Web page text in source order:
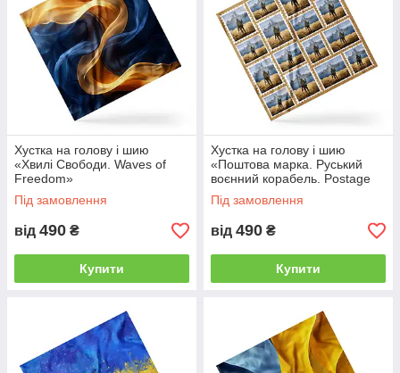
Хустка на голову і шию
«Хвилі Свободи. Waves of
Freedom»
Під замовлення
від 490 ₴
Купити
Хустка на голову і шию
«Поштова марка. Руський
воєнний корабель. Postage
stamp. Russian warship»
Під замовлення
від 490 ₴
Купити